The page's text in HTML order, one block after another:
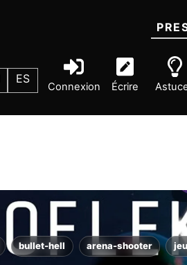
ES
Connexion Écrire
bullet-hell arena-shooter